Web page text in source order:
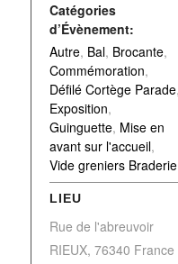
Catégories
d’Évènement:
Autre, Bal, Brocante,
Commémoration,
Défilé Cortège Parade,
Exposition,
Guinguette, Mise en
avant sur l'accueil,
Vide greniers Braderie
LIEU
Rue de l'abreuvoir
RIEUX, 76340 France